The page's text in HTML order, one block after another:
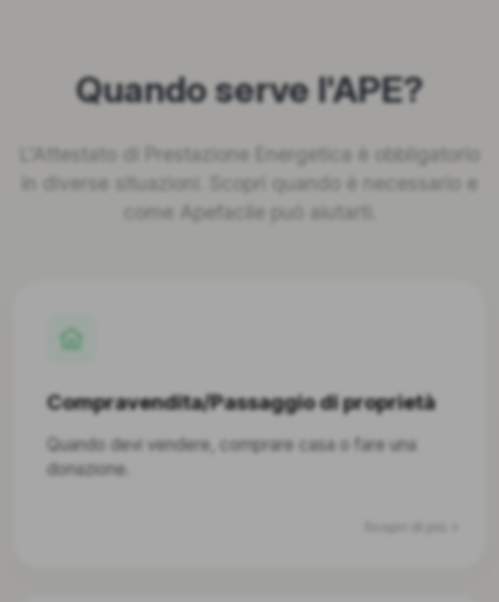
Quando serve l'APE?
L'Attestato di Prestazione Energetica è obbligatorio
in diverse situazioni. Scopri quando è necessario e
come Apefacile può aiutarti.
Compravendita/Passaggio di proprietà
Quando devi vendere, comprare casa o fare una
donazione.